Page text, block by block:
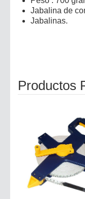
Jabalina de
Jabalinas.
Productos